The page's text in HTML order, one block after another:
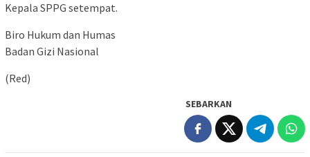
Kepala SPPG setempat.
Biro Hukum dan Humas
Badan Gizi Nasional
(Red)
SEBARKAN